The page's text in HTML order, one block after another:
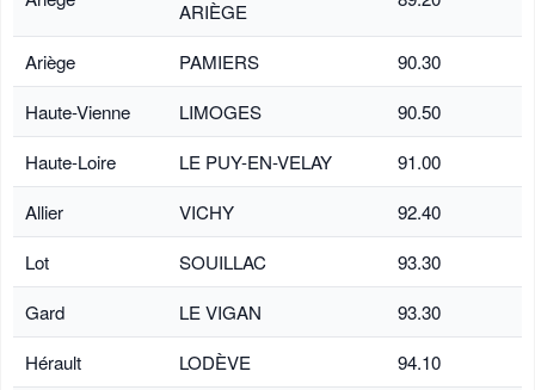
ARIÈGE
Ariège PAMIERS
90.30
Haute-Vienne
LIMOGES
90.50
Haute-Loire
LE PUY-EN-VELAY
91.00
Allier
VICHY
92.40
Lot
SOUILLAC
93.30
Gard
LE VIGAN
93.30
Hérault
LODÈVE
94.10